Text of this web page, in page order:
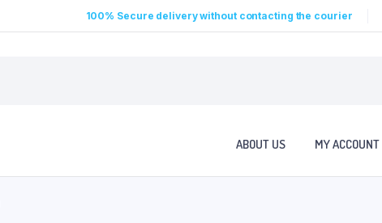
100% Secure delivery without contacting the courier
ABOUT US MY ACCOUNT